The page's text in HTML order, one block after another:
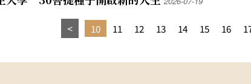
10 11 12 13 14 15 16